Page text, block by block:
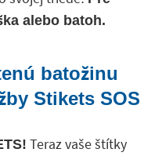
alebo batoh.
batožinu
Stikets SOS
Teraz vaše štítky